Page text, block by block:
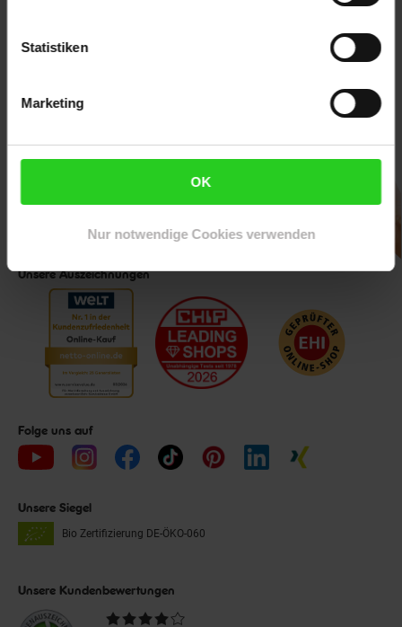
Statistiken
Marketing
OK
Nur notwendige Cookies verwenden
Downloade dieNetto plus App!
Unsere Auszeichnungen
Folge uns auf
Unsere Siegel
Bio Zertifizierung DE-ÖKO-060
Unsere Kundenbewertungen
Durchschnittliche